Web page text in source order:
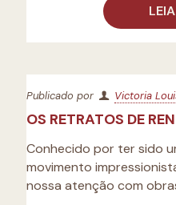
Publicado por Victoria
OS RETRATOS DE
Conhecido por ter sido
movimento
nossa atenção com